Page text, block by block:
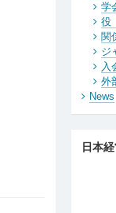
学
役
関
ジ
入
外
News
日本